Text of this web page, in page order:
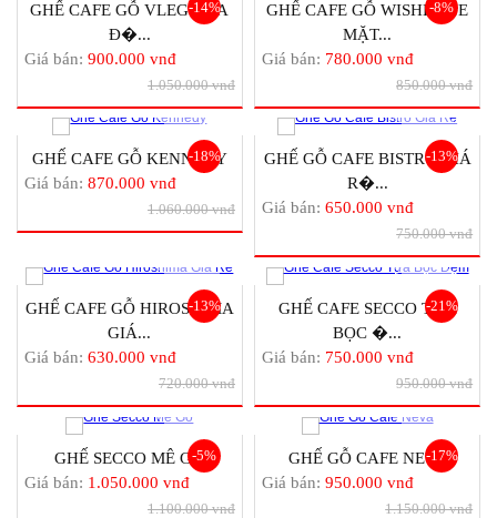
-14%
GHẾ CAFE GỖ VLEG TỰA
Đ�...
Giá bán: 900.000 vnđ
1.050.000 vnđ
-8%
GHẾ CAFE GỖ WISHBONE
MẶT...
Giá bán: 780.000 vnđ
850.000 vnđ
-18%
GHẾ CAFE GỖ KENNEDY
Giá bán: 870.000 vnđ
1.060.000 vnđ
-13%
GHẾ GỖ CAFE BISTRO GIÁ
R�...
Giá bán: 650.000 vnđ
750.000 vnđ
-13%
GHẾ CAFE GỖ HIROSHIMA
GIÁ...
Giá bán: 630.000 vnđ
720.000 vnđ
-21%
GHẾ CAFE SECCO TỰA
BỌC �...
Giá bán: 750.000 vnđ
950.000 vnđ
-5%
GHẾ SECCO MÊ GỖ
Giá bán: 1.050.000 vnđ
1.100.000 vnđ
-17%
GHẾ GỖ CAFE NEVA
Giá bán: 950.000 vnđ
1.150.000 vnđ